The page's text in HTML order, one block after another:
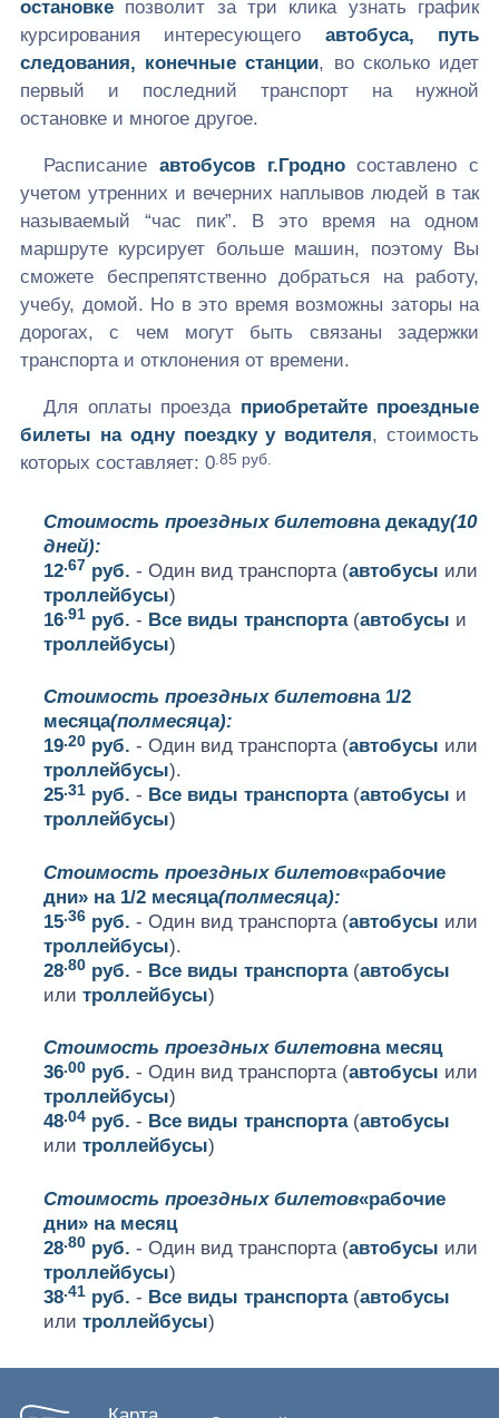
остановке позволит за три клика узнать график
курсирования интересующего автобуса, путь
следования, конечные станции, во сколько идет
первый и последний транспорт на нужной
остановке и многое другое.
Расписание автобусов г.Гродносоставлено с
учетом утренних и вечерних наплывов людей в так
называемый “час пик”. В это время на одном
маршруте курсирует больше машин, поэтому Вы
сможете беспрепятственно добраться на работу,
учебу, домой. Но в это время возможны заторы на
дорогах, с чем могут быть связаны задержки
транспорта и отклонения от времени.
Для оплаты проезда приобретайте проездные
билеты на одну поездку у водителя, стоимость
которых составляет: 0.85 руб.
Стоимость проездных билетовна декаду(10
дней):
12.67 руб. - Один вид транспорта (автобусы или
троллейбусы)
16.91 руб. - Все виды транспорта(автобусы и
троллейбусы)
Стоимость проездных билетовна 1/2
месяца(полмесяца):
19.20 руб. - Один вид транспорта (автобусы или
троллейбусы).
25.31 руб. - Все виды транспорта(автобусы и
троллейбусы)
Стоимость проездных билетов«рабочие
дни» на 1/2 месяца(полмесяца):
15.36 руб. - Один вид транспорта (автобусы или
троллейбусы).
28.80 руб. - Все виды транспорта(автобусы
илитроллейбусы)
Стоимость проездных билетовна месяц
36.00 руб. - Один вид транспорта (автобусы или
троллейбусы)
48.04 руб. - Все виды транспорта(автобусы
илитроллейбусы)
Стоимость проездных билетов«рабочие
дни» на месяц
28.80 руб. - Один вид транспорта (автобусы или
троллейбусы)
38.41 руб. - Все виды транспорта(автобусы
илитроллейбусы)